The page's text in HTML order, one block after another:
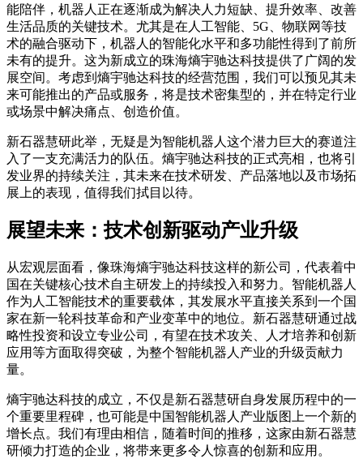
能陪伴，机器人正在逐渐成为解决人力短缺、提升效率、改善
生活品质的关键技术。尤其是在人工智能、5G、物联网等技
术的融合驱动下，机器人的智能化水平和多功能性得到了前所
未有的提升。这为新成立的珠海熵宇驰达科技提供了广阔的发
展空间。考虑到熵宇驰达科技的经营范围，我们可以预见其未
来可能推出的产品或服务，将是技术密集型的，并在特定行业
或场景中解决痛点、创造价值。
新石器慧研此举，无疑是为智能机器人这个潜力巨大的赛道注
入了一支充满活力的队伍。熵宇驰达科技的正式亮相，也将引
发业界的持续关注，其未来在技术研发、产品落地以及市场拓
展上的表现，值得我们拭目以待。
展望未来：技术创新驱动产业升级
从宏观层面看，像珠海熵宇驰达科技这样的新公司，代表着中
国在关键核心技术自主研发上的持续投入和努力。智能机器人
作为人工智能技术的重要载体，其发展水平直接关系到一个国
家在新一轮科技革命和产业变革中的地位。新石器慧研通过战
略性投资和设立专业公司，有望在技术攻关、人才培养和创新
应用等方面取得突破，为整个智能机器人产业的升级贡献力
量。
熵宇驰达科技的成立，不仅是新石器慧研自身发展历程中的一
个重要里程碑，也可能是中国智能机器人产业版图上一个新的
增长点。我们有理由相信，随着时间的推移，这家由新石器慧
研倾力打造的企业，将带来更多令人惊喜的创新和应用。